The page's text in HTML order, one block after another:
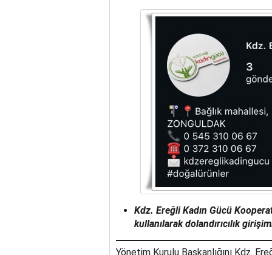
Kdz. Ereğli Kadın Gücü
kullanılarak dolandırıcılık
Yönetim Kurulu Başkanlığını Kdz.